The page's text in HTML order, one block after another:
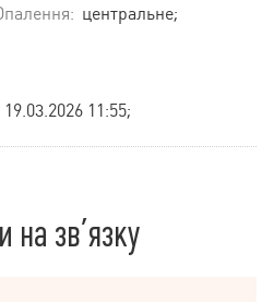
центральне;
19.03.2026 11:55;
на зв’язку